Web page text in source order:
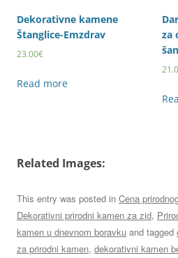
Dekorativne kamene
Štanglice-Emzdrav
23.00€
Read more
za
Related Images:
This entry was posted in Cena
Dekorativni prirodni kamen za zid,
kamen u dnevnom boravku and tagged
za prirodni kamen, dekorativni kamen